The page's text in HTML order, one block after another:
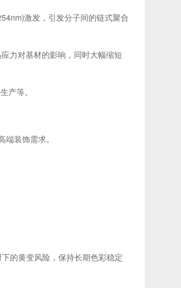
激发，引发分子间的链式聚合
力对基材的影响，同时大幅缩短
产等。
装饰需求。
的黄变风险，保持长期色彩稳定